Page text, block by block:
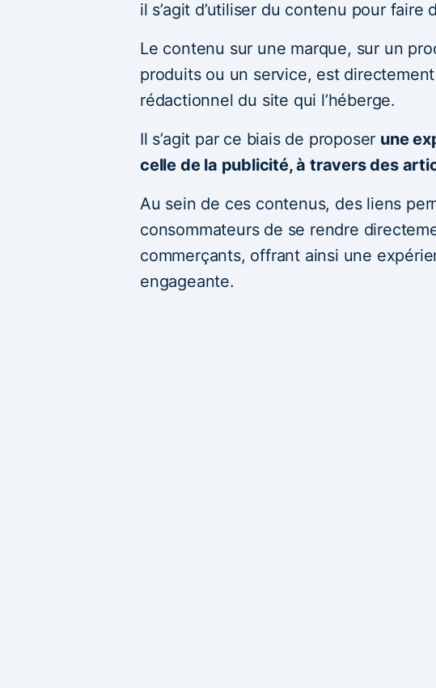
il s’agit d’utiliser du contenu pour faire
Le contenu sur une marque, sur un
produits ou un service, est
rédactionnel du site qui l’héberge.
Il s’agit par ce biais de proposer une
celle de la publicité, à travers des
Au sein de ces contenus, des liens
consommateurs de se rendre
commerçants, offrant ainsi une
engageante.